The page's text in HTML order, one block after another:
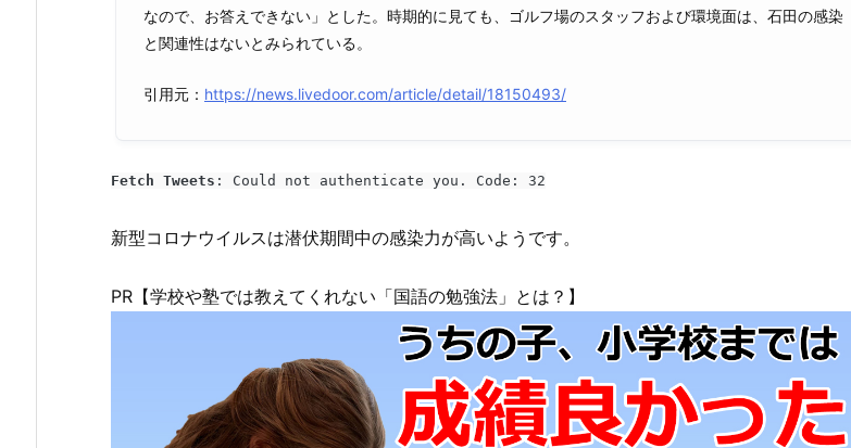
なので、お答えできない」とした。時期的に見ても、ゴルフ場のスタッフおよび環境面は、石田の感染
と関連性はないとみられている。
引用元： https://news.livedoor.com/article/detail/18150493/
Fetch Tweets : Could not authenticate you. Code: 32
新型コロナウイルスは潜伏期間中の感染力が高いようです。
PR【学校や塾では教えてくれない「国語の勉強法」とは？】